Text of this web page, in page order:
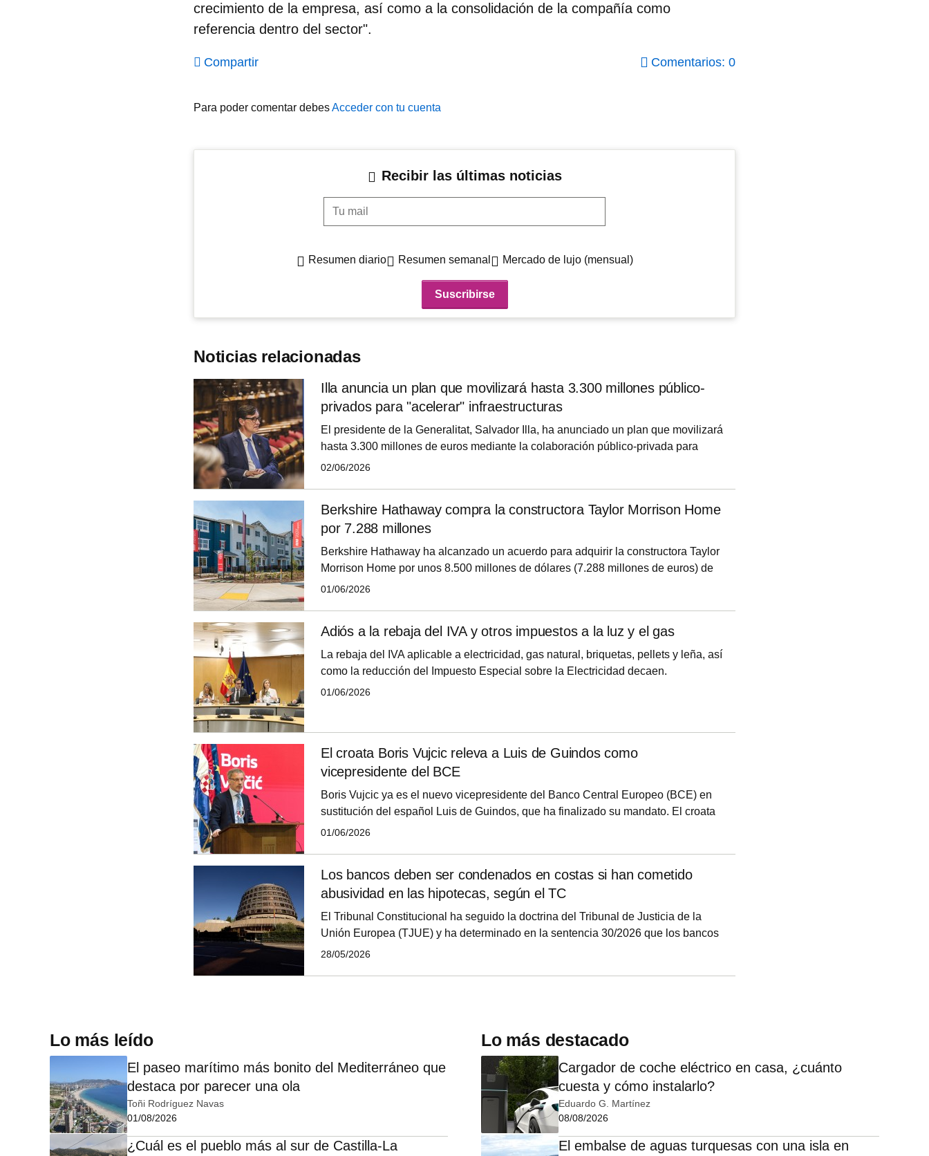
crecimiento de la empresa, así como a la consolidación de la compañía como
referencia dentro del sector".
Compartir Comentarios: 0
Para poder comentar debesAcceder con tu cuenta
Recibir las últimas noticias
Tu mail
Resumen diario Resumen semanal Mercado de lujo (mensual)
Noticias relacionadas
Illa anuncia un plan que movilizará hasta 3.300 millones público-
privados para "acelerar" infraestructuras
El presidente de la Generalitat, Salvador Illa, ha anunciado un plan que movilizará
hasta 3.300 millones de euros mediante la colaboración público-privada para
"acelerar" infraestructuras estratégicas de Cataluña, con el objetivo de que
se sacarán a concurso "inmediatamente" y los otros 1.500 millones en el futuro,
aunque no
02/06/2026
Berkshire Hathaway compra la constructora Taylor Morrison Home
por 7.288 millones
Berkshire Hathaway ha alcanzado un acuerdo para adquirir la constructora Taylor
Morrison Home por unos 8.500 millones de dólares (7.288 millones de euros) de
valor empresarial total, incluyendo la deuda de la compañía, en la que supone la
se espera completar en la segunda mitad de 2026, contempla el pago de 72,50
dólares en ef
01/06/2026
Adiós a la rebaja del IVA y otros impuestos a la luz y el gas
La rebaja del IVA aplicable a electricidad, gas natural, briquetas, pellets y leña, así
como la reducción del Impuesto Especial sobre la Electricidad decaen.
01/06/2026
El croata Boris Vujcic releva a Luis de Guindos como
vicepresidente del BCE
Boris Vujcic ya es el nuevo vicepresidente del Banco Central Europeo (BCE) en
sustitución del español Luis de Guindos, que ha finalizado su mandato. El croata
ha recibido el aval de las instituciones europeas para ser el número dos del
Rehn, excomisario europeo de Asuntos Económicos y Monetarios y exgobernador
del Banco de Finlandia.
01/06/2026
Los bancos deben ser condenados en costas si han cometido
abusividad en las hipotecas, según el TC
El Tribunal Constitucional ha seguido la doctrina del Tribunal de Justicia de la
Unión Europea (TJUE) y ha determinado en la sentencia 30/2026 que los bancos
tienen que ser condenados a asumIr los gastos de un pleito si han aplicado una
28/05/2026
Lo más leído
El paseo marítimo más bonito del Mediterráneo que
destaca por parecer una ola
Toñi Rodríguez Navas
01/08/2026
¿Cuál es el pueblo más al sur de Castilla-La
Lo más destacado
Cargador de coche eléctrico en casa, ¿cuánto
cuesta y cómo instalarlo?
Eduardo G. Martínez
08/08/2026
El embalse de aguas turquesas con una isla en